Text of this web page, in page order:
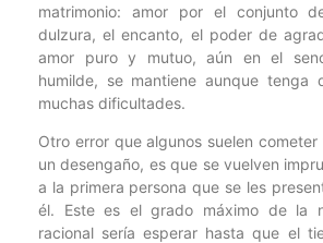
matrimonio: amor por el conjunto
dulzura, el encanto, el poder de
amor puro y mutuo, aún en el
humilde, se mantiene aunque tenga
muchas dificultades.
Otro error que algunos suelen
un desengaño, es que se vuelven
a la primera persona que se les
él. Este es el grado máximo de la
racional sería esperar hasta que el